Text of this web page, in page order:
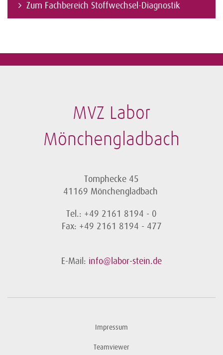
Zum Fachbereich Stoffwechsel-Diagnostik
MVZ Labor
Mönchengladbach
Tomphecke 45
41169 Mönchengladbach
Tel.: +49 2161 8194 - 0
Fax: +49 2161 8194 - 477
E-Mail: info@labor-stein.de
Impressum
Teamviewer